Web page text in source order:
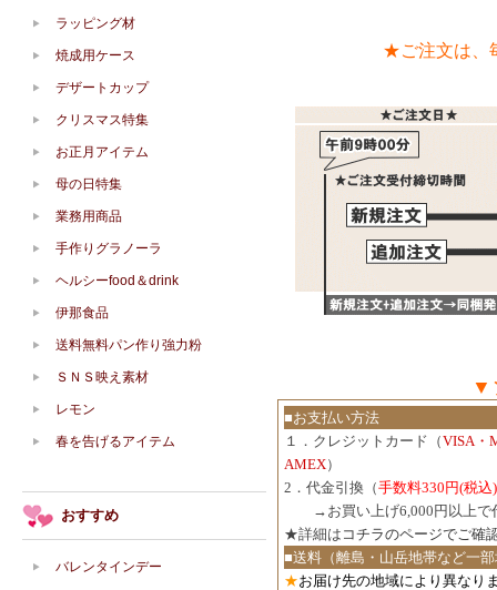
★ご注文は、
▼
■お支払い方法
１．クレジットカード（VISA・
AMEX）
2．代金引換（手数料330円(税込)
→お買い上げ6,000円以上で
★詳細は コチラのページでご確
■送料（離島・山岳地帯など一
★お届け先の地域により異なり
ラッピング材
焼成用ケース
デザートカップ
クリスマス特集
お正月アイテム
母の日特集
業務用商品
手作りグラノーラ
ヘルシーfood＆drink
伊那食品
送料無料パン作り強力粉
ＳＮＳ映え素材
レモン
春を告げるアイテム
おすすめ
バレンタインデー